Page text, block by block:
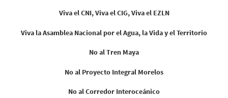
Viva el CNI, Viva el CIG, Viva el EZLN
Viva la Asamblea Nacional por el Agua, la Vida y el Territorio
No al Tren Maya
No al Proyecto Integral Morelos
No al Corredor Interoceánico